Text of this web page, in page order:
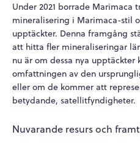
Under 2021 borrade Marimaca
mineralisering i Marimaca-stil
upptäckter. Denna framgång
att hitta fler mineraliseringar
nu är om dessa nya
omfattningen av den
eller om de kommer att
betydande, satellitfyndigheter.
Nuvarande resurs och